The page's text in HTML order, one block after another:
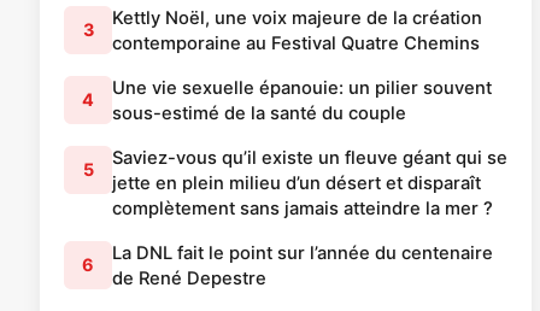
3
Kettly Noël, une voix majeure de la création
contemporaine au Festival Quatre Chemins
4
Une vie sexuelle épanouie: un pilier souvent
sous-estimé de la santé du couple
5
Saviez-vous qu’il existe un fleuve géant qui se
jette en plein milieu d’un désert et disparaît
complètement sans jamais atteindre la mer ?
6
La DNL fait le point sur l’année du centenaire
de René Depestre